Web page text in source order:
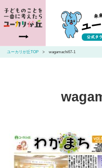
ユー
住
山万ユーカリ
お問
ユーカリが丘TOP wagamachi67-1